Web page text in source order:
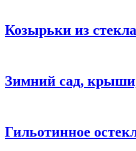
Козырьки из стекла
Зимний сад,
Гильотинное